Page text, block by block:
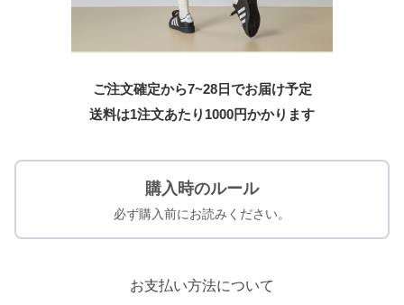
ご注文確定から7~28日でお届け予定
送料は1注文あたり 1000円かかります
購入時のルール
必ず購入前にお読みください。
お支払い方法について